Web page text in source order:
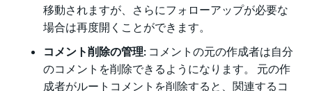
移動されますが、さらにフォローアップが必要な
場合は再度開くことができます。
コメント削除の管理: コメントの元の作成者は自分
のコメントを削除できるようになります。 元の作
成者がルートコメントを削除すると、関連するコ